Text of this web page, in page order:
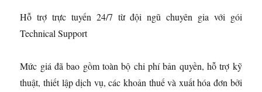
Hỗ trợ trực tuyến 24/7 từ đội ngũ chuyên gia với gói
Technical Support
Mức giá đã bao gồm toàn bộ chi phí bản quyền, hỗ trợ kỹ
thuật, thiết lập dịch vụ, các khoản thuế và xuất hóa đơn bởi